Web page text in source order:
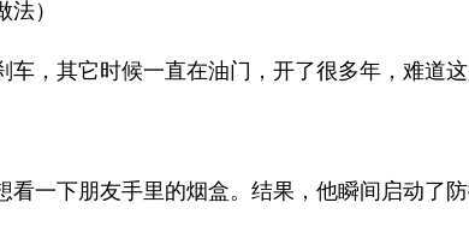
）
，其它时候一直在油门，开了很多年，难道
一下朋友手里的烟盒。结果，他瞬间启动了